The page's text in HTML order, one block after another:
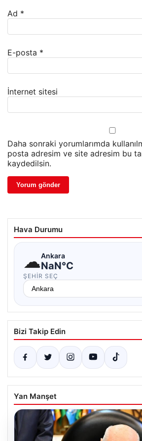
Ad *
E-posta *
İnternet sitesi
Daha sonraki yorumlarımda
posta adresim ve site adresim bu
kaydedilsin.
Hava Durumu
☁Ankara
NaN°C
ŞEHIR SEÇ
Bizi Takip Edin
Yan Manşet